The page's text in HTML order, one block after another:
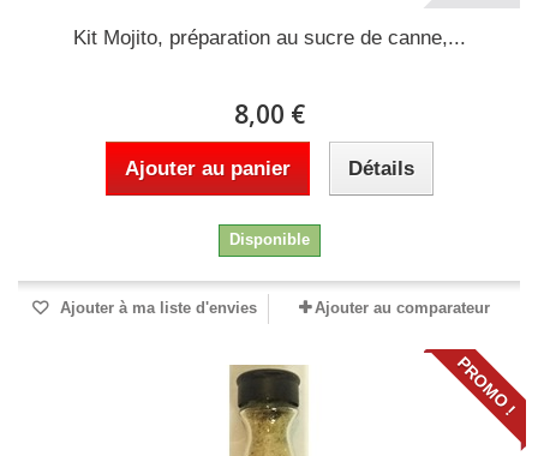
Kit Mojito, préparation au sucre de canne,...
8,00 €
Ajouter au panier Détails
Disponible
Ajouter à ma liste d'envies Ajouter au comparateur
PROMO !